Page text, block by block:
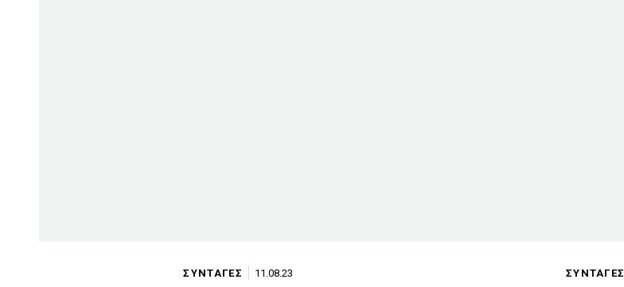
ΣΥΝΤΑΓΕΣ 11.08.23 ΣΥΝΤΑΓΕΣ